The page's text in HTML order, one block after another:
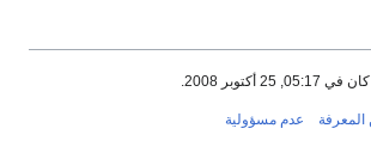
2008.
عدم مسؤولية